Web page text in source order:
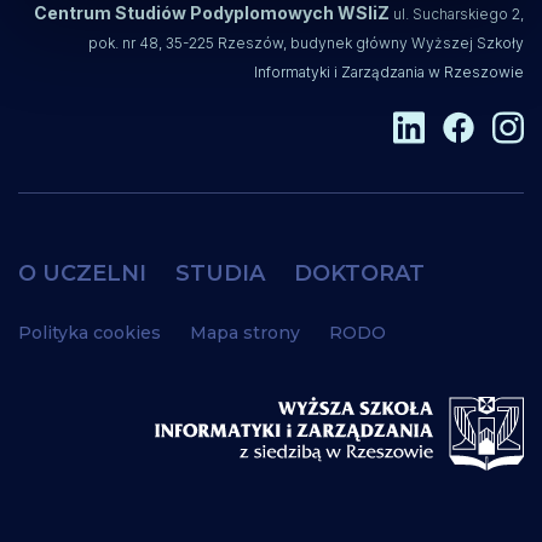
Centrum Studiów Podyplomowych WSIiZ ul. Sucharskiego 2,
pok. nr 48, 35-225 Rzeszów, budynek główny Wyższej Szkoły
Informatyki i Zarządzania w Rzeszowie
O UCZELNI STUDIA DOKTORAT
Polityka cookies Mapa strony RODO